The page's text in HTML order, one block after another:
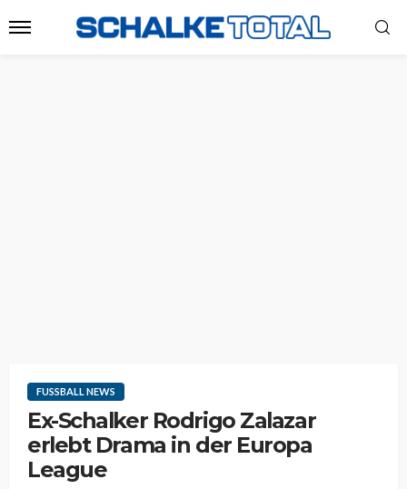
FUSSBALL NEWS
Ex-Schalker Rodrigo Zalazar
erlebt Drama in der Europa
League